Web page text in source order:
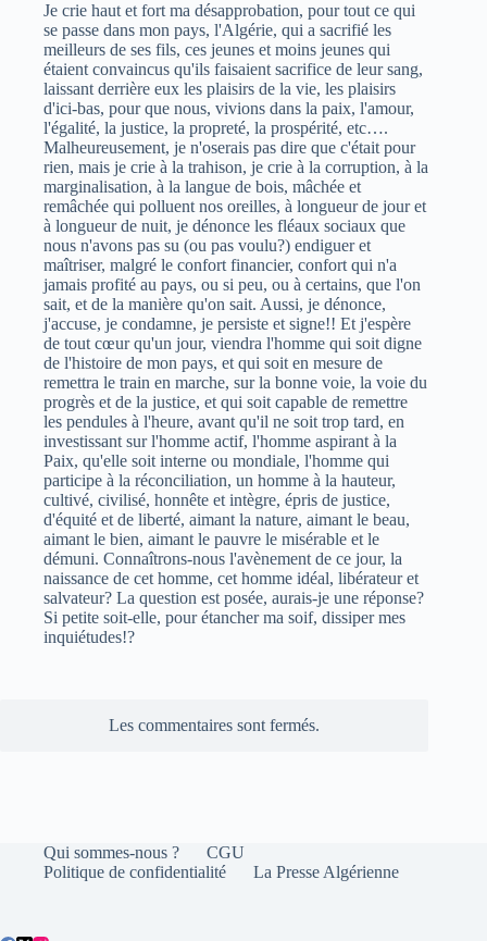
Je crie haut et fort ma désapprobation, pour tout ce qui
se passe dans mon pays, l'Algérie, qui a sacrifié les
meilleurs de ses fils, ces jeunes et moins jeunes qui
étaient convaincus qu'ils faisaient sacrifice de leur sang,
laissant derrière eux les plaisirs de la vie, les plaisirs
d'ici-bas, pour que nous, vivions dans la paix, l'amour,
l'égalité, la justice, la propreté, la prospérité, etc….
Malheureusement, je n'oserais pas dire que c'était pour
rien, mais je crie à la trahison, je crie à la corruption, à la
marginalisation, à la langue de bois, mâchée et
remâchée qui polluent nos oreilles, à longueur de jour et
à longueur de nuit, je dénonce les fléaux sociaux que
nous n'avons pas su (ou pas voulu?) endiguer et
maîtriser, malgré le confort financier, confort qui n'a
jamais profité au pays, ou si peu, ou à certains, que l'on
sait, et de la manière qu'on sait. Aussi, je dénonce,
j'accuse, je condamne, je persiste et signe!! Et j'espère
de tout cœur qu'un jour, viendra l'homme qui soit digne
de l'histoire de mon pays, et qui soit en mesure de
remettra le train en marche, sur la bonne voie, la voie du
progrès et de la justice, et qui soit capable de remettre
les pendules à l'heure, avant qu'il ne soit trop tard, en
investissant sur l'homme actif, l'homme aspirant à la
Paix, qu'elle soit interne ou mondiale, l'homme qui
participe à la réconciliation, un homme à la hauteur,
cultivé, civilisé, honnête et intègre, épris de justice,
d'équité et de liberté, aimant la nature, aimant le beau,
aimant le bien, aimant le pauvre le misérable et le
démuni. Connaîtrons-nous l'avènement de ce jour, la
naissance de cet homme, cet homme idéal, libérateur et
salvateur? La question est posée, aurais-je une réponse?
Si petite soit-elle, pour étancher ma soif, dissiper mes
inquiétudes!?
Les commentaires sont fermés.
Qui sommes-nous ?
CGU
Politique de confidentialité
La Presse Algérienne